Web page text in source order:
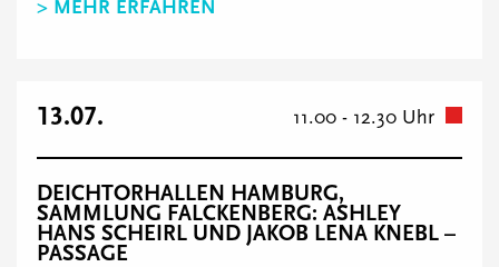
> MEHR ERFAHREN
13.07. 11.00 - 12.30 Uhr
DEICHTORHALLEN HAMBURG,
SAMMLUNG FALCKENBERG: ASHLEY
HANS SCHEIRL UND JAKOB LENA KNEBL –
PASSAGE